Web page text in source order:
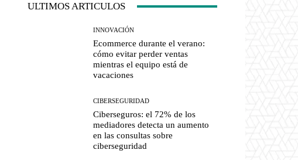
ULTIMOS ARTICULOS
INNOVACIÓN
Ecommerce durante el verano:
cómo evitar perder ventas
mientras el equipo está de
vacaciones
CIBERSEGURIDAD
Ciberseguros: el 72% de los
mediadores detecta un aumento
en las consultas sobre
ciberseguridad